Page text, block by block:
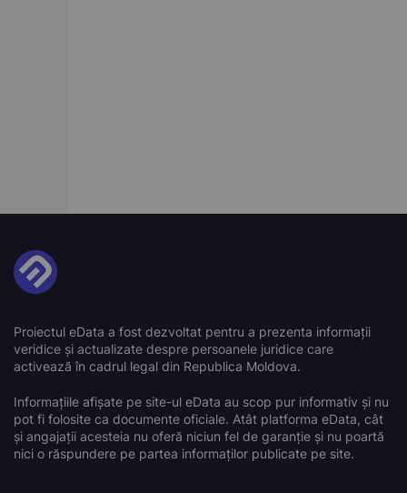
Proiectul eData a fost dezvoltat pentru a prezenta informații
veridice și actualizate despre persoanele juridice care
activează în cadrul legal din Republica Moldova.
Informațiile afișate pe site-ul eData au scop pur informativ și nu
pot fi folosite ca documente oficiale. Atât platforma eData, cât
și angajații acesteia nu oferă niciun fel de garanție și nu poartă
nici o răspundere pe partea informaților publicate pe site.